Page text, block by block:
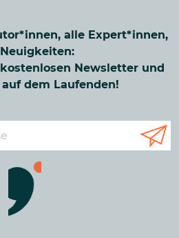
alle Expert*innen,
Newsletter und
dem Laufenden!